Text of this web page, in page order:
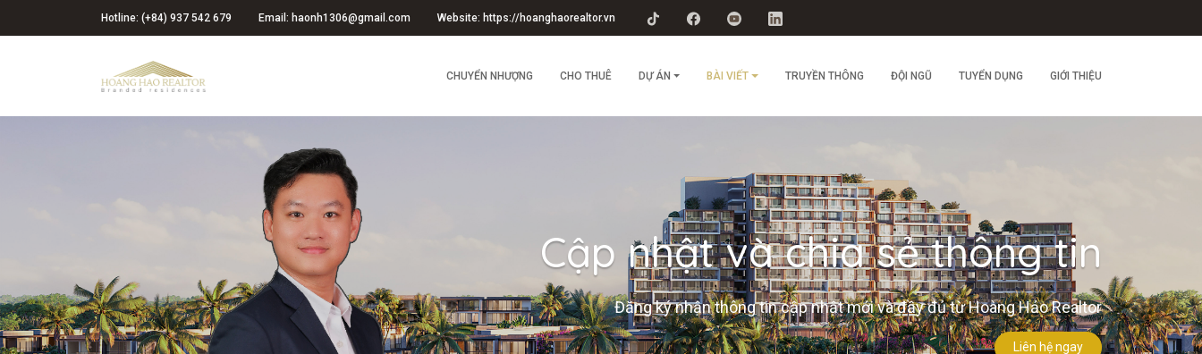
Hotline: (+84) 937 542 679 Email: haonh1306@gmail.com Website: https://hoanghaorealtor.vn
CHUYỂN NHƯỢNG CHO THUÊ DỰ ÁN BÀI VIẾT TRUYỀN THÔNG ĐỘI NGŨ TUYỂN DỤNG GIỚI THIỆU
Cập nhật và chia sẻ thông tin
Đăng ký nhận thông tin cập nhật mới và đầy đủ từ Hoàng Hảo Realtor
Liên hệ ngay